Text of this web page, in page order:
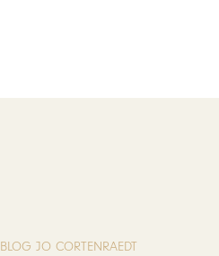
BLOG JO CORTENRAEDT